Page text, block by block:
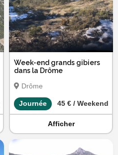
Week-end grands gibiers
dans la Drôme
Drôme
Journée 45 € / Weekend
Afficher